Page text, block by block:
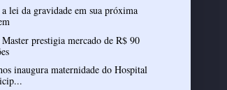
a lei da gravidade em sua próxima
prestigia mercado de R$ 90
inaugura maternidade do Hospital